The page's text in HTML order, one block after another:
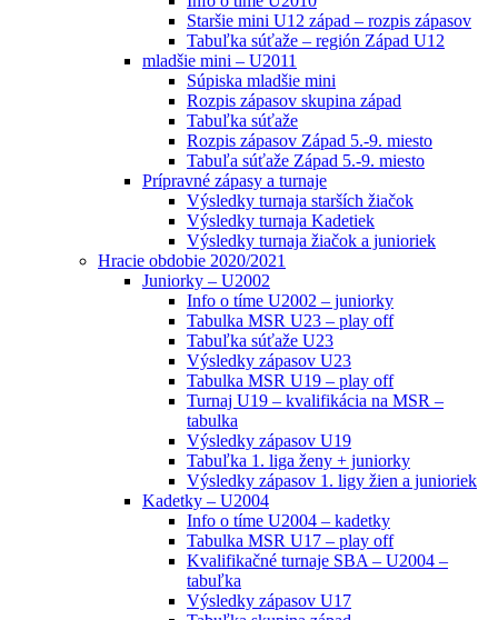
Staršie mini U12 západ – rozpis zápasov
Tabuľka súťaže – región Západ U12
mladšie mini – U2011
Súpiska mladšie mini
Rozpis zápasov skupina západ
Tabuľka súťaže
Rozpis zápasov Západ 5.-9. miesto
Tabuľa súťaže Západ 5.-9. miesto
Prípravné zápasy a turnaje
Výsledky turnaja starších žiačok
Výsledky turnaja Kadetiek
Výsledky turnaja žiačok a junioriek
Hracie obdobie 2020/2021
Juniorky – U2002
Info o tíme U2002 – juniorky
Tabulka MSR U23 – play off
Tabuľka súťaže U23
Výsledky zápasov U23
Tabulka MSR U19 – play off
Turnaj U19 – kvalifikácia na MSR –
tabulka
Výsledky zápasov U19
Tabuľka 1. liga ženy + juniorky
Výsledky zápasov 1. ligy žien a junioriek
Kadetky – U2004
Info o tíme U2004 – kadetky
Tabulka MSR U17 – play off
Kvalifikačné turnaje SBA – U2004 –
tabuľka
Výsledky zápasov U17